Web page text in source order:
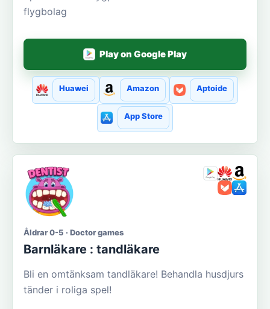
flygbolag
Play on Google Play
Huawei Amazon Aptoide
App Store
Åldrar 0-5 · Doctor games
Barnläkare : tandläkare
Bli en omtänksam tandläkare! Behandla husdjurs
tänder i roliga spel!